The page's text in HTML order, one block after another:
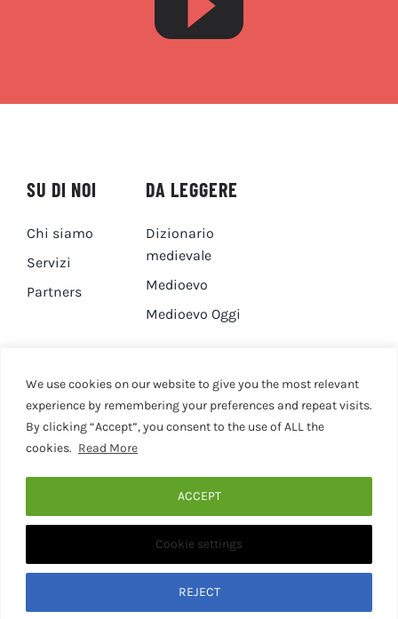
We use cookies on our website to give you the most relevant
experience by remembering your preferences and repeat visits.
By clicking “Accept”, you consent to the use of ALL the
cookies. Read More
Cookie settings
REJECT
ACCEPT
SU DI NOI
Chi siamo
Servizi
Partners
DA LEGGERE
Dizionario
medievale
Medioevo
Medioevo Oggi
DA GUARDARE
Canale YouTube
CONTATTI
Contatti
© 2020 - 2026 • Medievaleggiando • All Rights Reserved •
Designed by Martina Corona • Associazione Culturale
Medievaleggiando - P.I. 15946281001